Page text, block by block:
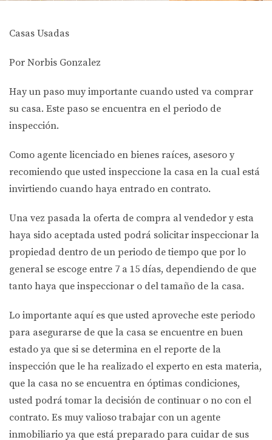
Casas Usadas
Por Norbis Gonzalez
Hay un paso muy importante cuando usted va comprar
su casa. Este paso se encuentra en el periodo de
inspección.
Como agente licenciado en bienes raíces, asesoro y
recomiendo que usted inspeccione la casa en la cual está
invirtiendo cuando haya entrado en contrato.
Una vez pasada la oferta de compra al vendedor y esta
haya sido aceptada usted podrá solicitar inspeccionar la
propiedad dentro de un periodo de tiempo que por lo
general se escoge entre 7 a 15 días, dependiendo de que
tanto haya que inspeccionar o del tamaño de la casa.
Lo importante aquí es que usted aproveche este periodo
para asegurarse de que la casa se encuentre en buen
estado ya que si se determina en el reporte de la
inspección que le ha realizado el experto en esta materia,
que la casa no se encuentra en óptimas condiciones,
usted podrá tomar la decisión de continuar o no con el
contrato. Es muy valioso trabajar con un agente
inmobiliario ya que está preparado para cuidar de sus